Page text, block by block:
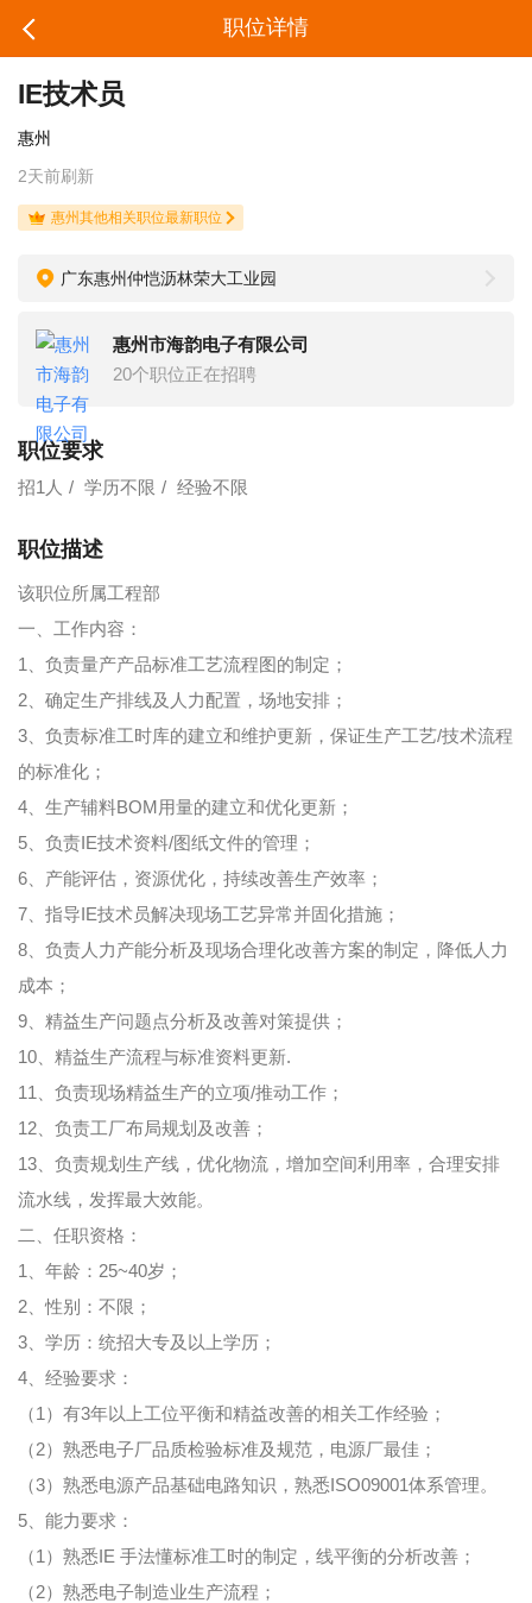
职位详情
IE技术员
惠州
2天前刷新
惠州其他相关职位最新职位
广东惠州仲恺沥林荣大工业园
惠州市海韵电子有限公司
20个职位正在招聘
职位要求
招1人 学历不限 经验不限
职位描述
该职位所属工程部
一、工作内容：
1、负责量产产品标准工艺流程图的制定；
2、确定生产排线及人力配置，场地安排；
3、负责标准工时库的建立和维护更新，保证生产工艺/技术流程
的标准化；
4、生产辅料BOM用量的建立和优化更新；
5、负责IE技术资料/图纸文件的管理；
6、产能评估，资源优化，持续改善生产效率；
7、指导IE技术员解决现场工艺异常并固化措施；
8、负责人力产能分析及现场合理化改善方案的制定，降低人力
成本；
9、精益生产问题点分析及改善对策提供；
10、精益生产流程与标准资料更新.
11、负责现场精益生产的立项/推动工作；
12、负责工厂布局规划及改善；
13、负责规划生产线，优化物流，增加空间利用率，合理安排
流水线，发挥最大效能。
二、任职资格：
1、年龄：25~40岁；
2、性别：不限；
3、学历：统招大专及以上学历；
4、经验要求：
（1）有3年以上工位平衡和精益改善的相关工作经验；
（2）熟悉电子厂品质检验标准及规范，电源厂最佳；
（3）熟悉电源产品基础电路知识，熟悉ISO09001体系管理。
5、能力要求：
（1）熟悉IE 手法懂标准工时的制定，线平衡的分析改善；
（2）熟悉电子制造业生产流程；